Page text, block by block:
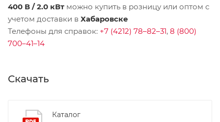
400 В / 2.0 кВт можно купить в розницу или оптом с
учетом доставки в Хабаровске
Телефоны для справок: +7 (4212) 78–82–31, 8 (800)
700–41–14
Скачать
Каталог